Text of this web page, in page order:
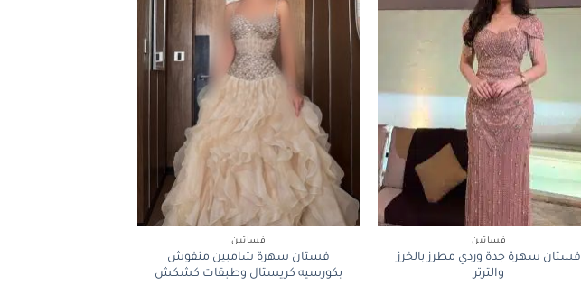
فساتين
فستان سهرة جدة وردي مطرز بالخرز
والترتر
+
فساتين
فستان سهرة شامبين منفوش
بكورسيه كريستال وطبقات كشكش